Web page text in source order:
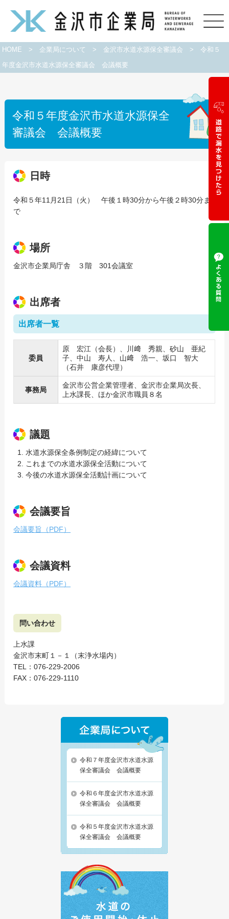
HOME >企業局について > 金沢市水道水源保全審議会 > 令和５
年度金沢市水道水源保全審議会 会議概要
令和５年度金沢市水道水源保全
審議会 会議概要
日時
令和５年11月21日（火） 午後１時30分から午後２時30分ま
で
場所
金沢市企業局庁舎 ３階 301会議室
出席者
出席者一覧
委員
原 宏江（会長）、川﨑 秀親、砂山 亜紀
子、中山 寿人、山﨑 浩一、坂口 智大
（石井 康彦代理）
事務局
金沢市公営企業管理者、金沢市企業局次長、
上水課長、ほか金沢市職員８名
議題
水道水源保全条例制定の経緯について
これまでの水道水源保全活動について
今後の水道水源保全活動計画について
会議要旨
会議要旨（PDF）
会議資料
会議資料（PDF）
問い合わせ
上水課
金沢市末町１－１（末浄水場内）
TEL：076-229-2006
FAX：076-229-1110
令和７年度金沢市水道水源
保全審議会 会議概要
令和６年度金沢市水道水源
保全審議会 会議概要
令和５年度金沢市水道水源
保全審議会 会議概要